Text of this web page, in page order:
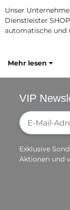
Unser
Dienstleister
automatische und
Mehr lesen
VIP
Newsletter-
Exklusive
Aktionen und